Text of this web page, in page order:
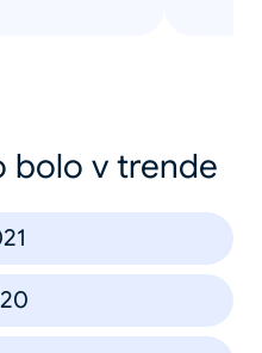
bolo v trende